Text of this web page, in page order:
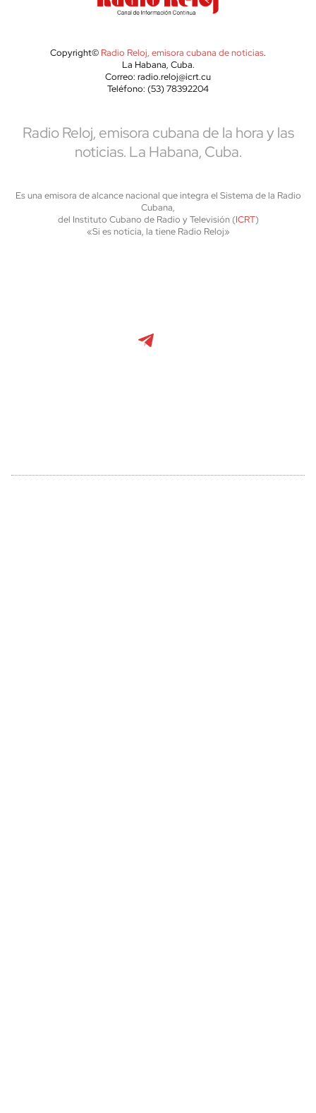
Copyright© Radio Reloj, emisora cubana de noticias.
La Habana, Cuba.
Correo: radio.reloj@icrt.cu
Teléfono: (53) 78392204
Radio Reloj, emisora cubana de la hora y las
noticias. La Habana, Cuba.
Es una emisora de alcance nacional que integra el Sistema de la Radio
Cubana,
del Instituto Cubano de Radio y Televisión (ICRT)
«Si es noticia, la tiene Radio Reloj»